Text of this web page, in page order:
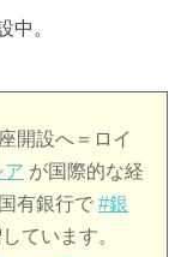
中。
開設へ＝ロイ
ア が国際的な経
有銀行で#銀
ています。